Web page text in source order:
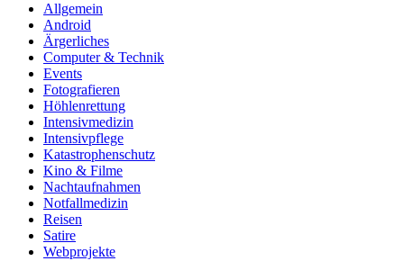
Allgemein
Android
Ärgerliches
Computer & Technik
Events
Fotografieren
Höhlenrettung
Intensivmedizin
Intensivpflege
Katastrophenschutz
Kino & Filme
Nachtaufnahmen
Notfallmedizin
Reisen
Satire
Webprojekte